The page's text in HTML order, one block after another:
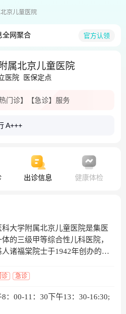
京儿童医院
全网聚合 官方认领
属北京儿童医院
医院 医保定点
门诊】 【急诊】 服务
A+++
出诊信息 健康体检
大学附属北京儿童医院是集医
的三级甲等综合性儿科医院，
诸福棠院士于1942年创办的北
年均门诊量约300万人次，住院
家儿童肿瘤监测中心、国家呼吸
12个国家级平台，10个国家临
诊 急诊
：00-11：30下午13：30-16:30;